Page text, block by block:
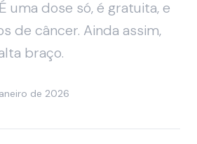
uma dose só, é gratuita, e
de câncer. Ainda assim,
braço.
de 2026